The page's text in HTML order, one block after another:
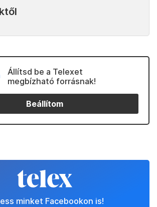
Állítsd be a Telexet
megbízható forrásnak!
Beállítom
minket Facebookon is!